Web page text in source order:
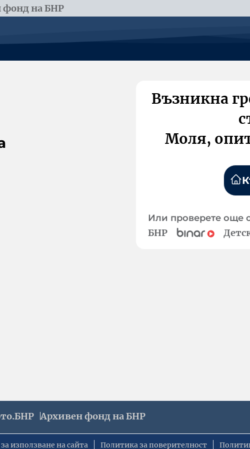
фонд на БНР
Възникна
Моля,
Или проверете още
БНР
Архивен фонд на БНР
използване на сайта Политика за поверителност